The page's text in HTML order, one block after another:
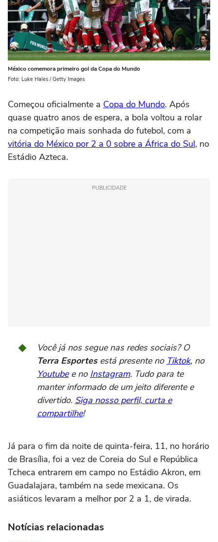
México comemora primeiro gol da Copa do Mundo
Foto: Luke Hales / Getty Images
Começou oficialmente a Copa do Mundo. Após
quase quatro anos de espera, a bola voltou a rolar
na competição mais sonhada do futebol, com a
vitória do México por 2 a 0 sobre a África do Sul, no
Estádio Azteca.
PUBLICIDADE
Você já nos segue nas redes sociais? O
Terra Esportesestá presente no Tiktok, no
Youtubee no Instagram. Tudo para te
manter informado de um jeito diferente e
divertido. Siga nosso perfil, curta e
compartilhe!
Já para o fim da noite de quinta-feira, 11, no horário
de Brasília, foi a vez de Coreia do Sul e República
Tcheca entrarem em campo no Estádio Akron, em
Guadalajara, também na sede mexicana. Os
asiáticos levaram a melhor por 2 a 1, de virada.
Notícias relacionadas